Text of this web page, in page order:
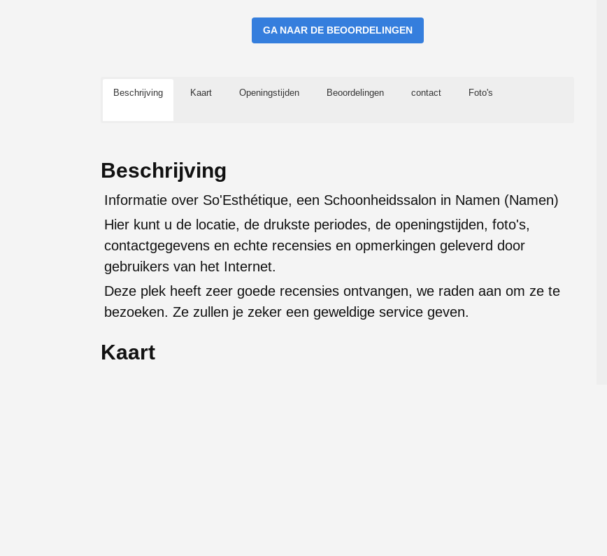
GA NAAR DE BEOORDELINGEN
Beschrijving Kaart Openingstijden Beoordelingen contact Foto's
Beschrijving
Informatie over So'Esthétique, een Schoonheidssalon in Namen (Namen)
Hier kunt u de locatie, de drukste periodes, de openingstijden, foto's,
contactgegevens en echte recensies en opmerkingen geleverd door
gebruikers van het Internet.
Deze plek heeft zeer goede recensies ontvangen, we raden aan om ze te
bezoeken. Ze zullen je zeker een geweldige service geven.
Kaart